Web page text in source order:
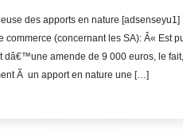
des apports en nature
commerce (concernant les SA): Â« Est
dâ€™une amende de 9 000 euros, le
Ã un apport en nature une […]